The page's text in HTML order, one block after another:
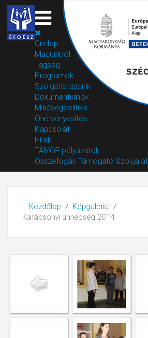
Címlap
Magunkról
Tagság
Programok
Szolgáltatásaink
Dokumentumok
Minőségpolitika
Önérvényesítés
Kapcsolat
Hírek
TÁMOP pályázatok
Összefogás Támogató Szolgálat
Kezdőlap
Képgaléria
Karácsonyi ünnepség 2014